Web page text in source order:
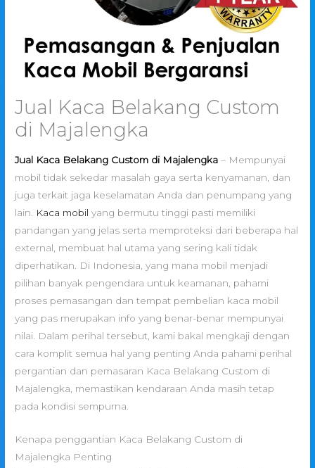
Jual Kaca Belakang Custom
di Majalengka
Jual Kaca Belakang Custom di Majalengka – Mempunyai
mobil tidak sekedar masalah gaya serta kenyamanan, dan
juga terkait jaga keselamatan Anda dan penumpang yang
lain.
Kaca mobil yang bermutu tinggi pasti memiliki
pandangan yang jelas serta memproteksi dari beberapa hal
external, membuat hal utama yang sering kali tidak
diperhatikan. Di Indonesia, yang mana mobil menjadi
pilihan banyak pengendara untuk keamanan, pahami
proses pemasangan dan tempat pembelian kaca mobil
yang pas merupakan info yang benar-benar mempunyai
nilai. Dalam perihal tersebut, kami bakal mengkaji dengan
cara komplit semua hal yang penting Anda pahami perihal
pergantian dan pemasaran Kaca Belakang Custom di
Majalengka, memastikan kendaraan Anda masih tetap
pada kondisi sempurna.
Kenapa penggantian Kaca Belakang Custom di
Majalengka Penting